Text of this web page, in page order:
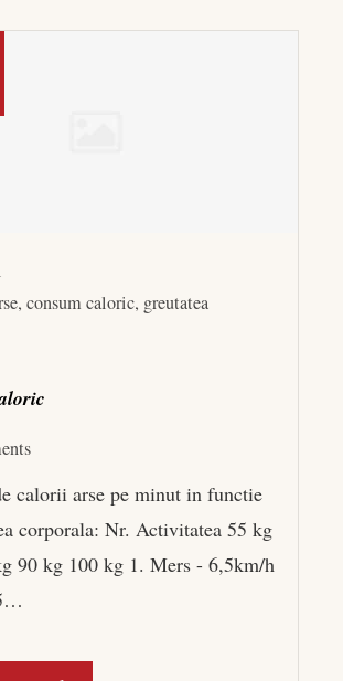
, consum caloric, greutatea
calorii arse pe minut in functie
corporala: Nr. Activitatea 55 kg
90 kg 100 kg 1. Mers - 6,5km/h